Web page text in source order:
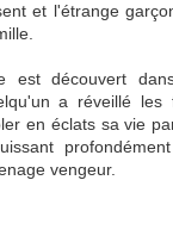
et l'étrange
est découvert
a réveillé les
en éclats sa vie
vengeur.